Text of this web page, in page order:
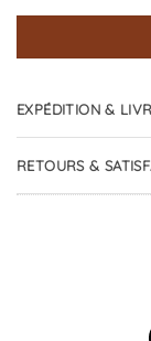
EXPÉDITION &
RETOURS &